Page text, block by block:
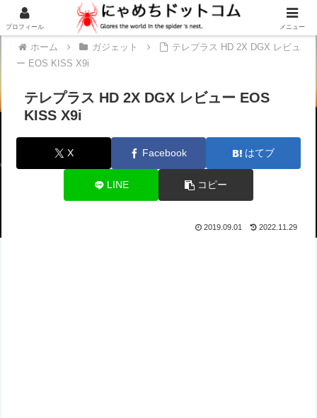
ホーム ガジェット
テレプラス HD 2X DGX レビュ
ー EOS KISS X9i
テレプラス HD 2X DGX レビュー EOS
KISS X9i
X Facebook はてブ
LINE コピー
2019.09.01 2022.11.29
プロフィール メニュー